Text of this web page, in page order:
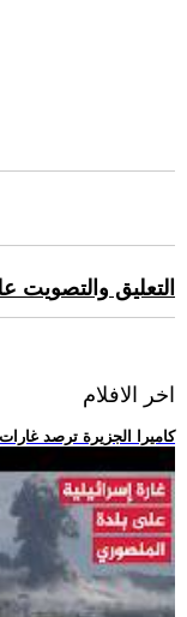
التعليق
اخر الافلام
.. كاميرا الجزيرة ترصد